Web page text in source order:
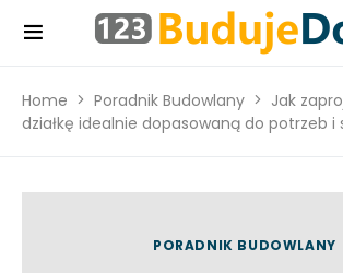
Home Poradnik Budowlany
Jak
działkę idealnie dopasowaną do potrzeb i
PORADNIK BUDOWLANY